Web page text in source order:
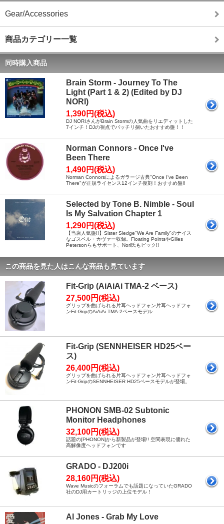
Gear/Accessories
商品カテゴリー一覧
同時購入商品
Brain Storm - Journey To The
Light (Part 1 & 2) (Edited by DJ
NORI)
1,390円(税込)
DJ NORIさんがBrain Stormの人気曲をリエディットした
7インチ！DJの視点でバッチリ捌いたおすすめ盤！！
Norman Connors - Once I've
Been There
1,490円(税込)
Norman Connorsによるガラージ古典"Once I've Been
There"が正規ライセンス12インチ復刻！おすすめ盤!!
Selected by Tone B. Nimble - Soul
Is My Salvation Chapter 1
1,290円(税込)
【当店人気盤!!】Sister Sledge"We Are Family"のナイス
なゴスペル・カヴァー収録。Floating PointsやGilles
Petersonらもサポート、Nori氏もピック!!
この商品を見た人はこんな商品も見ています
Fit-Grip (AiAiAi TMA-2 ベース)
27,500円(税込)
グリップを曲げられる片耳ヘッドフォン片耳ヘッドフォ
ンFit-GripのAiAiAi TMA-2ベースモデル
Fit-Grip (SENNHEISER HD25ベー
ス)
26,400円(税込)
グリップを曲げられる片耳ヘッドフォン片耳ヘッドフォ
ンFit-GripのSENNHEISER HD25ベースモデルが登場。
PHONON SMB-02 Subtonic
Monitor Headphones
32,100円(税込)
話題の[PHONON]から新製品が登場!! 空間表現に優れた
高解像度ヘッドフォンです
GRADO - DJ200i
28,160円(税込)
Wave Musicのフォーラムでも話題になっていたGRADO
社のDJ用カートリッジの上位モデル！
Al Jones - Grab My Love